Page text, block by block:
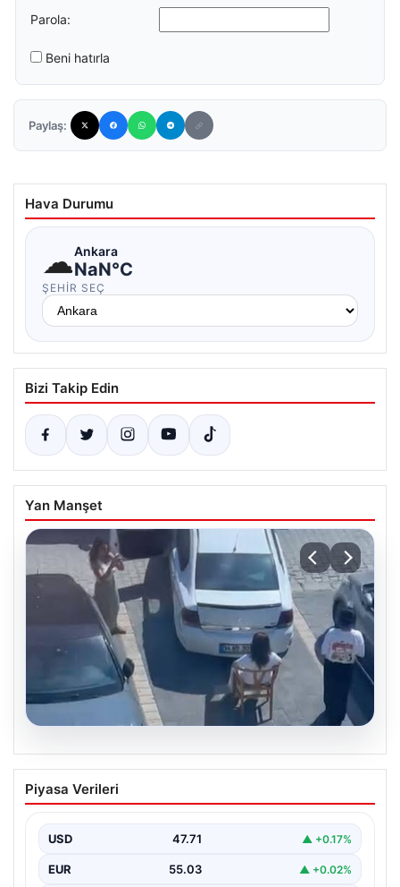
Parola:
Beni hatırla
Paylaş:
Hava Durumu
☁Ankara
NaN°C
ŞEHIR SEÇ
Bizi Takip Edin
Yan Manşet
05.08.2026
Yalova’da Şaşırtan Engelleme: Kafe
Önüne Park Etmek İsteyen Sürücüye
Yalova'da yaşanan sıra dışı bir olay, gündeme damgasını
Piyasa Verileri
USD 47.71 ▲ +0.17%
EUR 55.03 ▲ +0.02%